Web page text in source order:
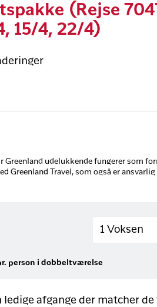
(Rejse
15/4, 22/4)
Greenland udelukkende fungerer som
Greenland Travel, som også er
Voksne
1 Voksen
person i dobbeltværelse
ledige afgange der matcher